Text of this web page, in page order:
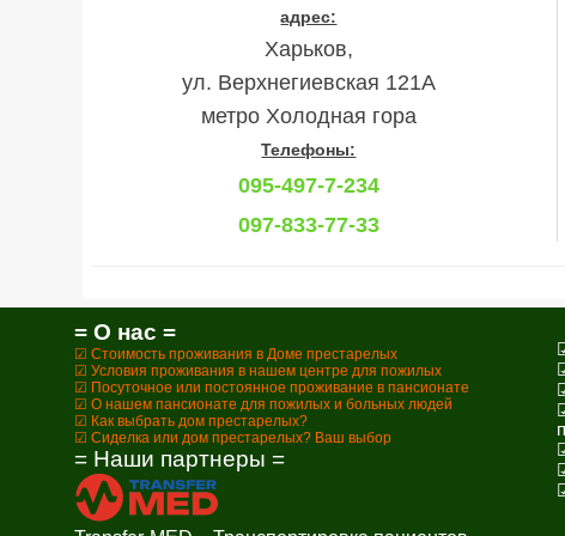
адрес:
Харьков,
ул. Верхнегиевская 121А
метро Холодная гора
Телефоны:
095-497-7-234
097-833-77-33
= О нас =
☑ Стоимость проживания в Доме престарелых
☑ Условия проживания в нашем центре для пожилых
☑ Посуточное или постоянное проживание в пансионате
☑ О нашем пансионате для пожилых и больных людей
☑ Как выбрать дом престарелых?
☑ Сиделка или дом престарелых? Ваш выбор
= Наши партнеры =